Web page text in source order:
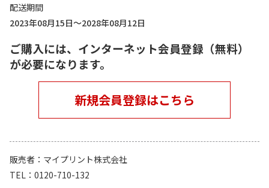
配送期間
2023年08月15日～2028年08月12日
ご購入には、インターネット会員登録（無料）
が必要になります。
新規会員登録はこちら
販売者
マイプリント株式会社
TEL
0120-710-132